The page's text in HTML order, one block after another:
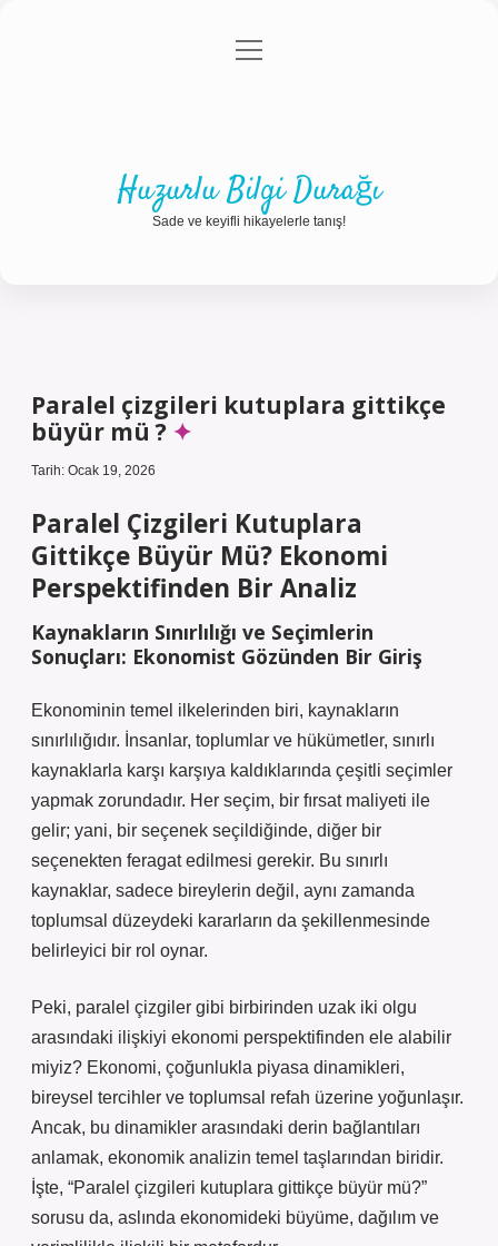
Gizlilik Politikası
menüyü
Huzurlu Bilgi Durağı
Sade ve keyifli hikayelerle tanış!
Paralel çizgileri kutuplara gittikçe
büyür mü ?
Tarih: Ocak 19, 2026
Paralel Çizgileri Kutuplara
Gittikçe Büyür Mü? Ekonomi
Perspektifinden Bir Analiz
Kaynakların Sınırlılığı ve Seçimlerin
Sonuçları: Ekonomist Gözünden Bir Giriş
Ekonominin temel ilkelerinden biri, kaynakların
sınırlılığıdır. İnsanlar, toplumlar ve hükümetler, sınırlı
kaynaklarla karşı karşıya kaldıklarında çeşitli seçimler
yapmak zorundadır. Her seçim, bir fırsat maliyeti ile
gelir; yani, bir seçenek seçildiğinde, diğer bir
seçenekten feragat edilmesi gerekir. Bu sınırlı
kaynaklar, sadece bireylerin değil, aynı zamanda
toplumsal düzeydeki kararların da şekillenmesinde
belirleyici bir rol oynar.
Peki, paralel çizgiler gibi birbirinden uzak iki olgu
arasındaki ilişkiyi ekonomi perspektifinden ele alabilir
miyiz? Ekonomi, çoğunlukla piyasa dinamikleri,
bireysel tercihler ve toplumsal refah üzerine yoğunlaşır.
Ancak, bu dinamikler arasındaki derin bağlantıları
anlamak, ekonomik analizin temel taşlarından biridir.
İşte, “Paralel çizgileri kutuplara gittikçe büyür mü?”
sorusu da, aslında ekonomideki büyüme, dağılım ve